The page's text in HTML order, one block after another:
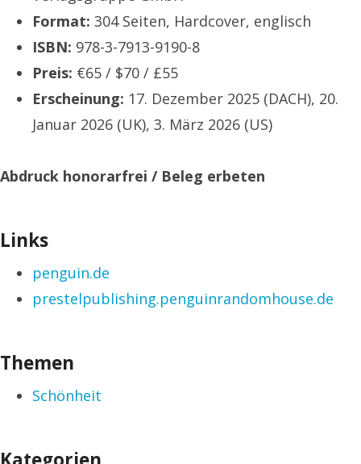
Format: 304 Seiten, Hardcover, englisch
ISBN: 978-3-7913-9190-8
Preis: €65 / $70 / £55
Erscheinung: 17. Dezember 2025 (DACH), 20.
Januar 2026 (UK), 3. März 2026 (US)
Abdruck honorarfrei / Beleg erbeten
Links
penguin.de
prestelpublishing.penguinrandomhouse.de
Themen
Schönheit